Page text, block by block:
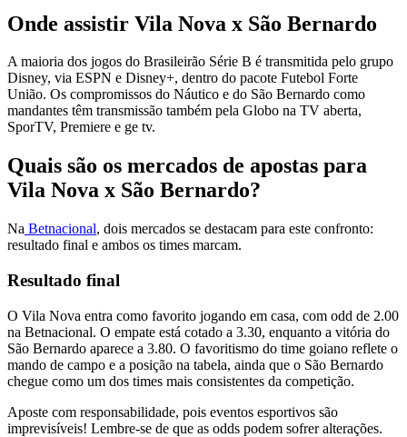
Onde assistir Vila Nova x São Bernardo
A maioria dos jogos do Brasileirão Série B é transmitida pelo grupo
Disney, via ESPN e Disney+, dentro do pacote Futebol Forte
União. Os compromissos do Náutico e do São Bernardo como
mandantes têm transmissão também pela Globo na TV aberta,
SporTV, Premiere e ge tv.
Quais são os mercados de apostas para
Vila Nova x São Bernardo?
Na Betnacional, dois mercados se destacam para este confronto:
resultado final e ambos os times marcam.
Resultado final
O Vila Nova entra como favorito jogando em casa, com odd de 2.00
na Betnacional. O empate está cotado a 3.30, enquanto a vitória do
São Bernardo aparece a 3.80. O favoritismo do time goiano reflete o
mando de campo e a posição na tabela, ainda que o São Bernardo
chegue como um dos times mais consistentes da competição.
Aposte com responsabilidade, pois eventos esportivos são
imprevisíveis! Lembre-se de que as odds podem sofrer alterações.